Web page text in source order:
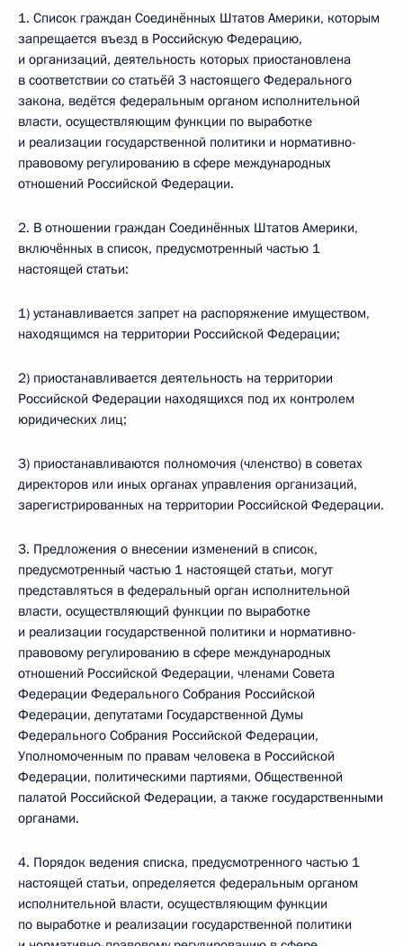
1. Список граждан Соединённых Штатов Америки, которым
запрещается въезд в Российскую Федерацию,
и организаций, деятельность которых приостановлена
в соответствии со статьёй 3 настоящего Федерального
закона, ведётся федеральным органом исполнительной
власти, осуществляющим функции по выработке
и реализации государственной политики и нормативно-
правовому регулированию в сфере международных
отношений Российской Федерации.
2. В отношении граждан Соединённых Штатов Америки,
включённых в список, предусмотренный частью 1
настоящей статьи:
1) устанавливается запрет на распоряжение имуществом,
находящимся на территории Российской Федерации;
2) приостанавливается деятельность на территории
Российской Федерации находящихся под их контролем
юридических лиц;
3) приостанавливаются полномочия (членство) в советах
директоров или иных органах управления организаций,
зарегистрированных на территории Российской Федерации.
3. Предложения о внесении изменений в список,
предусмотренный частью 1 настоящей статьи, могут
представляться в федеральный орган исполнительной
власти, осуществляющий функции по выработке
и реализации государственной политики и нормативно-
правовому регулированию в сфере международных
отношений Российской Федерации, членами Совета
Федерации Федерального Собрания Российской
Федерации, депутатами Государственной Думы
Федерального Собрания Российской Федерации,
Уполномоченным по правам человека в Российской
Федерации, политическими партиями, Общественной
палатой Российской Федерации, а также государственными
органами.
4. Порядок ведения списка, предусмотренного частью 1
настоящей статьи, определяется федеральным органом
исполнительной власти, осуществляющим функции
по выработке и реализации государственной политики